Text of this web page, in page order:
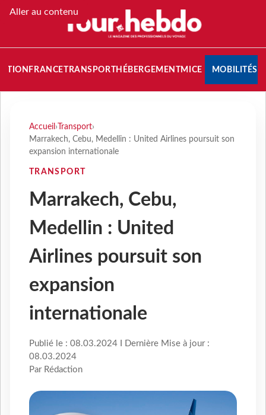
Aller au contenu
FRANCETRANSPORT HÉBERGEMENTMICE MOBILITÉS
Accueil › Transport›
Marrakech, Cebu, Medellin : United Airlines poursuit son
expansion internationale
TRANSPORT
Marrakech, Cebu,
Medellin : United
Airlines poursuit son
expansion
internationale
Publié le : 08.03.2024 I Dernière Mise à jour :
08.03.2024
Par Rédaction